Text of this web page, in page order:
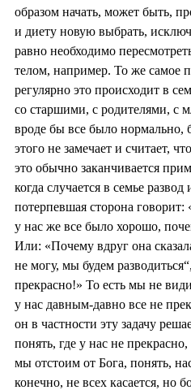
образом начать, может быть,
и диету новую выбрать,
равно необходимо
телом, например. То же самое
регулярно это происходит в
со старшими, с родителями, с
вроде бы все было нормально,
этого не замечает и считает,
это обычно заканчивается
когда случается в семье
потерпевшая сторона говорит:
у нас же все было хорошо,
Или: «Почему вдруг она
не могу, мы будем
прекрасно!» То есть мы не
у нас давным-давно все не
он в частности эту задачу
понять, где у нас не
мы отстоим от Бога, понять,
конечно, не всех касается, но